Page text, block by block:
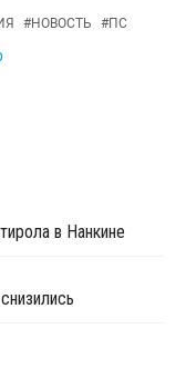
#НОВОСТЬ #ПС
в Нанкине